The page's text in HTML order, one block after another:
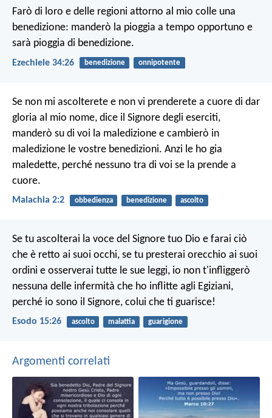
Farò di loro e delle regioni attorno al mio colle una
benedizione: manderò la pioggia a tempo opportuno e
sarà pioggia di benedizione.
Ezechiele 34:26 benedizione onnipotente
Se non mi ascolterete e non vi prenderete a cuore di dar
gloria al mio nome, dice il Signore degli eserciti,
manderò su di voi la maledizione e cambierò in
maledizione le vostre benedizioni. Anzi le ho gia
maledette, perché nessuno tra di voi se la prende a
cuore.
Malachia 2:2 obbedienza benedizione ascolto
Se tu ascolterai la voce del Signore tuo Dio e farai ciò
che è retto ai suoi occhi, se tu presterai orecchio ai suoi
ordini e osserverai tutte le sue leggi, io non t'infliggerò
nessuna delle infermità che ho inflitte agli Egiziani,
perché io sono il Signore, colui che ti guarisce!
Esodo 15:26 ascolto malattia guarigione
Argomenti correlati